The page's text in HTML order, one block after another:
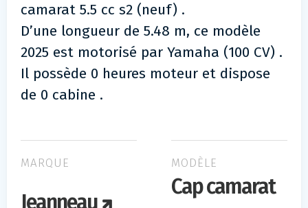
camarat 5.5 cc s2 (neuf) .
D’une longueur de 5.48 m, ce modèle
2025 est motorisé par Yamaha (100 CV) .
Il possède 0 heures moteur et dispose
de 0 cabine .
MARQUE
Jeanneau
MODÈLE
Cap camarat